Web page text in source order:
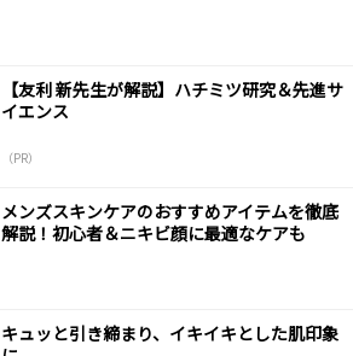
【友利 新先生が解説】ハチミツ研究＆先進サ
イエンス
（PR）
メンズスキンケアのおすすめアイテムを徹底
解説！初心者＆ニキビ顔に最適なケアも
キュッと引き締まり、イキイキとした肌印象